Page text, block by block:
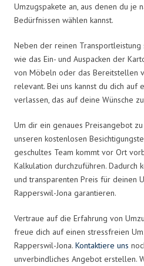
Umzugspakete an, aus denen du je
Bedürfnissen wählen kannst.
Neben der reinen Transportleistung
wie das Ein- und Auspacken der
von Möbeln oder das Bereitstellen
relevant. Bei uns kannst du dich auf
verlassen, das auf deine Wünsche
Um dir ein genaues Preisangebot
unseren kostenlosen
geschultes Team kommt vor Ort
Kalkulation durchzuführen. Dadurch
und transparenten Preis für deinen
Rapperswil-Jona garantieren.
Vertraue auf die Erfahrung von
freue dich auf einen stressfreien
Rapperswil-Jona. Kontaktiere uns
unverbindliches Angebot erstellen.